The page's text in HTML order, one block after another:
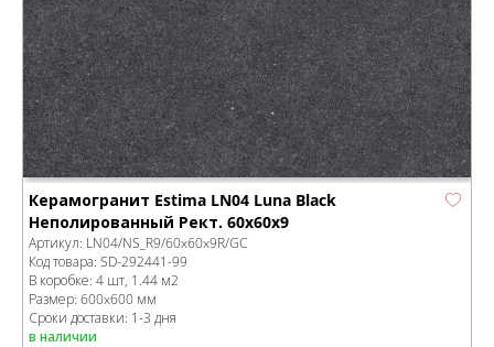
Керамогранит Estima LN04 Luna Black
Неполированный Рект. 60x60x9
Артикул: LN04/NS_R9/60x60x9R/GC
Код товара: SD-292441-99
В коробке: 4 шт, 1.44 м2
Размер: 600x600 мм
Сроки доставки: 1-3 дня
в наличии